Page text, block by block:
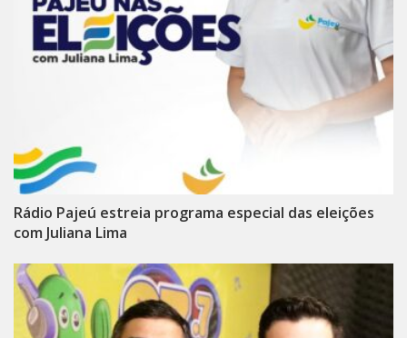
Rádio Pajeú estreia programa especial das eleições
com Juliana Lima